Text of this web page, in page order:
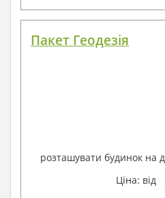
Пакет Геодезія
розташувати будинок на
Ціна: від